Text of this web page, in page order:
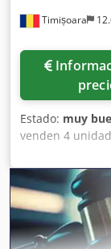
Timișoara
Información de
Estado: muy
venden 4
fabricación:
Cjdpfxox Tbk Rj